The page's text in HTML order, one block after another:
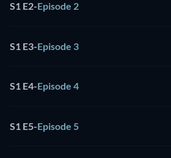
S1 E2-Episode 2
S1 E3-Episode 3
S1 E4-Episode 4
S1 E5-Episode 5